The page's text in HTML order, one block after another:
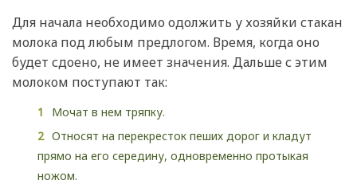
Для начала необходимо одолжить у хозяйки стакан
молока под любым предлогом. Время, когда оно
будет сдоено, не имеет значения. Дальше с этим
молоком поступают так:
Мочат в нем тряпку.
Относят на перекресток пеших дорог и кладут
прямо на его середину, одновременно протыкая
ножом.